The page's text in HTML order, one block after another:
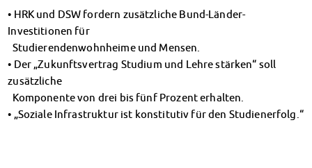
Mensa-FAQs
CampusCatering
MensaFeedback
AnsprechpartnerInnen
Wohnen
Wohnheime im Überblick
Wohnheime in Magdeburg
• HRK und DSW fordern zusätzliche Bund-Länder-
Investitionen für
Studierendenwohnheime und Mensen.
• Der „Zukunftsvertrag Studium und Lehre stärken“ soll
zusätzliche
Komponente von drei bis fünf Prozent erhalten.
• „Soziale Infrastruktur ist konstitutiv für den Studienerfolg.“